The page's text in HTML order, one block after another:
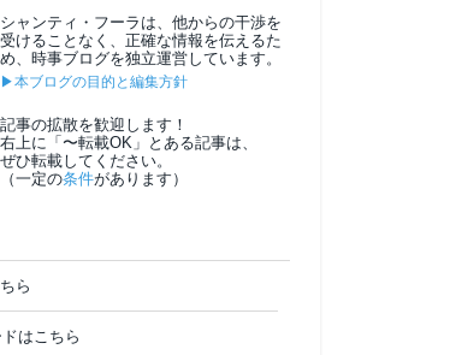
シャンティ・フーラは、他からの干渉を
受けることなく、正確な情報を伝えるた
め、時事ブログを独立運営しています。
▶本ブログの目的と編集方針
記事の拡散を歓迎します！
右上に「〜転載OK」とある記事は、
ぜひ転載してください。
（一定の条件があります）
ら
はこちら